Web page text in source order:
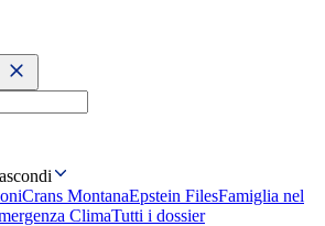
Crans MontanaEpstein FilesFamiglia nel
ClimaTutti i dossier